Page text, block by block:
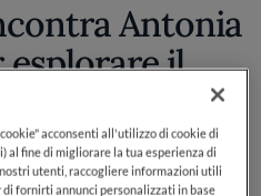
Antonia
il
della
eacconsenti all'utilizzo di cookie di
al fine di migliorare la tua esperienza di
utenti, raccogliere informazioni utili
fornirti annunci personalizzati in base